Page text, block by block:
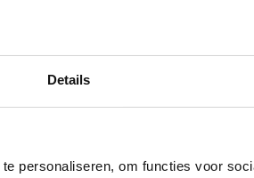
Details
personaliseren, om functies voor